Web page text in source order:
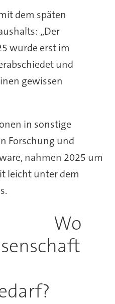
dem späten
„Der
wurde erst im
und
gewissen
in sonstige
Forschung und
nahmen 2025 um
leicht unter dem
Wo